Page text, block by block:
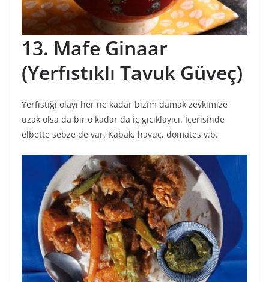
13. Mafe Ginaar
(Yerfıstıklı Tavuk Güveç)
Yerfıstığı olayı her ne kadar bizim damak zevkimize
uzak olsa da bir o kadar da iç gıcıklayıcı. İçerisinde
elbette sebze de var. Kabak, havuç, domates v.b.